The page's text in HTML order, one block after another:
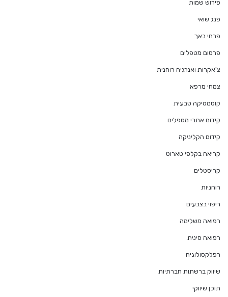
פירוש שמות
פנג שואי
פרחי באך
פרסום מטפלים
צ'אקרות ואנרגיה רוחנית
צמחי מרפא
קוסמטיקה טבעית
קידום אתרי מטפלים
קידום הקליניקה
קריאה בקלפי טארוט
קריסטלים
רוחניות
ריפוי בצבעים
רפואה משלימה
רפואה סינית
רפלקסולוגיה
שיווק ברשתות חברתיות
תוכן שיווקי